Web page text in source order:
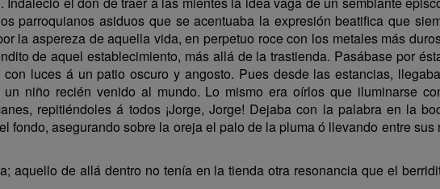
parroquianos asiduos que se acentuaba la expresión beatifica que
la aspereza de aquella vida, en perpetuo roce con los metales más
de aquel establecimiento, más allá de la trastienda. Pasábase por
luces á un patio oscuro y angosto. Pues desde las estancias,
niño recién venido al mundo. Lo mismo era oírlos que iluminarse
repitiéndoles á todos ¡Jorge, Jorge! Dejaba con la palabra en la
fondo, asegurando sobre la oreja el palo de la pluma ó llevando entre
aquello de allá dentro no tenía en la tienda otra resonancia que el